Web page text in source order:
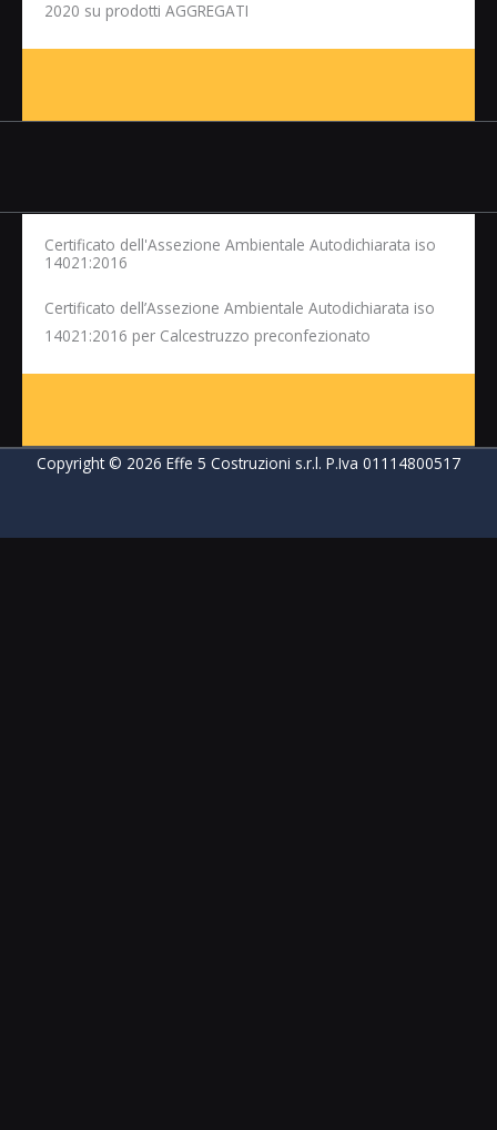
2020 su prodotti AGGREGATI
Certificato dell'Assezione Ambientale Autodichiarata iso
14021:2016
Certificato dell’Assezione Ambientale Autodichiarata iso
14021:2016 per Calcestruzzo preconfezionato
Copyright © 2026 Effe 5 Costruzioni s.r.l. P.Iva 01114800517